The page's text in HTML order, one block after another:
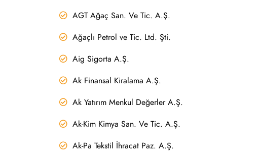
AGT Ağaç San. Ve Tic. A.Ş.
Ağaçlı Petrol ve Tic. Ltd. Şti.
Aig Sigorta A.Ş.
Ak Finansal Kiralama A.Ş.
Ak Yatırım Menkul Değerler A.Ş.
Ak-Kim Kimya San. Ve Tic. A.Ş.
Ak-Pa Tekstil İhracat Paz. A.Ş.